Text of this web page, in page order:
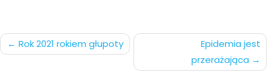
Nawigacja
Rok 2021 rokiem głupoty
Epidemia jest
przerażająca